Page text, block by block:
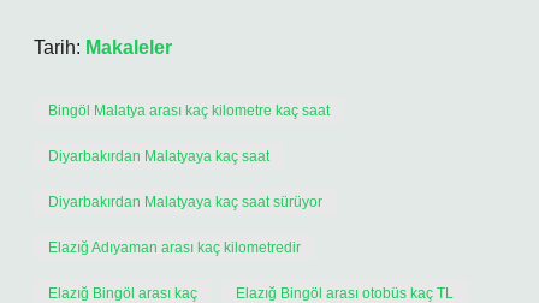
Tarih: Makaleler
Bingöl Malatya arası kaç kilometre kaç saat
Diyarbakırdan Malatyaya kaç saat
Diyarbakırdan Malatyaya kaç saat sürüyor
Elazığ Adıyaman arası kaç kilometredir
Elazığ Bingöl arası kaç Elazığ Bingöl arası otobüs kaç TL